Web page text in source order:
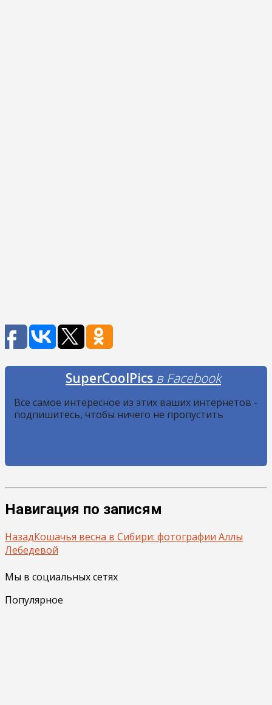
SuperCoolPics в Facebook
Все самое интересное из этих ваших интернетов -
подпишитесь, чтобы ничего не пропустить
Навигация по записям
НазадКошачья весна в Сибири: фотографии Аллы
Лебедевой
Мы в социальных сетях
Популярное